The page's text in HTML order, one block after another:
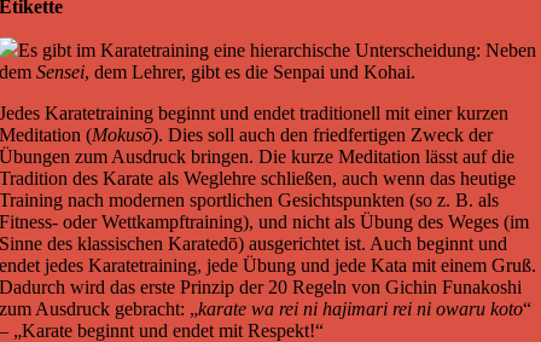
Etikette
Es gibt im Karatetraining eine hierarchische Unterscheidung: Neben
demSensei, dem Lehrer, gibt es die Senpai und Kohai.
Jedes Karatetraining beginnt und endet traditionell mit einer kurzen
Meditation (Mokusō). Dies soll auch den friedfertigen Zweck der
Übungen zum Ausdruck bringen. Die kurze Meditation lässt auf die
Tradition des Karate als Weglehre schließen, auch wenn das heutige
Training nach modernen sportlichen Gesichtspunkten (so z. B. als
Fitness- oder Wettkampftraining), und nicht als Übung des Weges (im
Sinne des klassischen Karatedō) ausgerichtet ist. Auch beginnt und
endet jedes Karatetraining, jede Übung und jede Kata mit einem Gruß.
Dadurch wird das erste Prinzip der 20 Regeln von Gichin Funakoshi
zum Ausdruck gebracht: „karate wa rei ni hajimari rei ni owaru koto“
– „Karate beginnt und endet mit Respekt!“